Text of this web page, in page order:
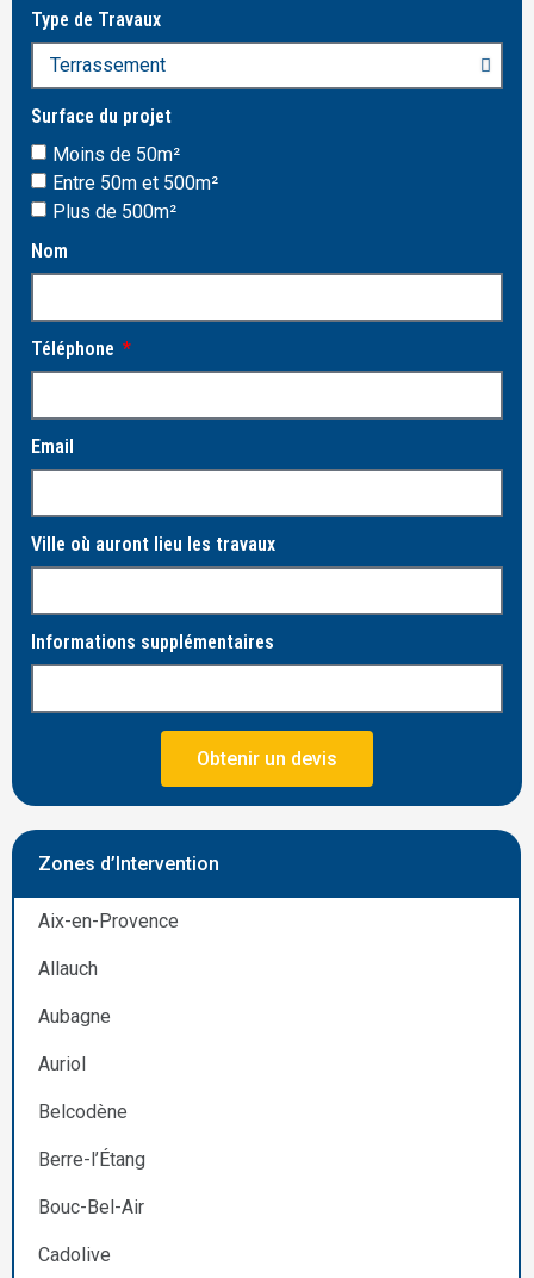
Type de Travaux
Surface du projet
Moins de 50m²
Entre 50m et 500m²
Plus de 500m²
Nom
Téléphone
Email
Ville où auront lieu les travaux
Informations supplémentaires
Obtenir un devis
Zones d’Intervention
Aix-en-Provence
Allauch
Aubagne
Auriol
Belcodène
Berre-l’Étang
Bouc-Bel-Air
Cadolive